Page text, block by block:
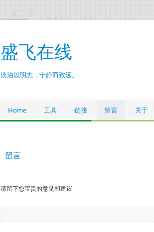
盛飞在线
淡泊以明志，宁静而致远。
Home 工具 链接 留言 关于
留言
请留下您宝贵的意见和建议